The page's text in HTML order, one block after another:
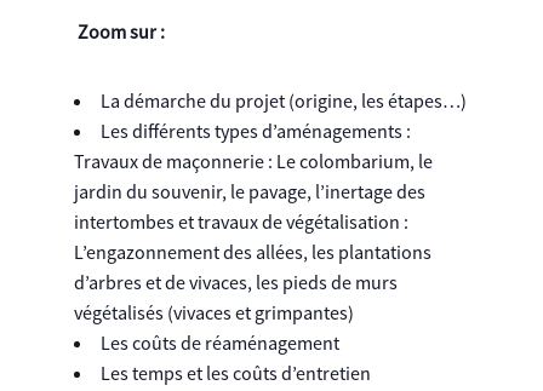
Zoom sur :
La démarche du projet (origine, les étapes…)
Les différents types d’aménagements :
Travaux de maçonnerie : Le colombarium, le
jardin du souvenir, le pavage, l’inertage des
intertombes et travaux de végétalisation :
L’engazonnement des allées, les plantations
d’arbres et de vivaces, les pieds de murs
végétalisés (vivaces et grimpantes)
Les coûts de réaménagement
Les temps et les coûts d’entretien